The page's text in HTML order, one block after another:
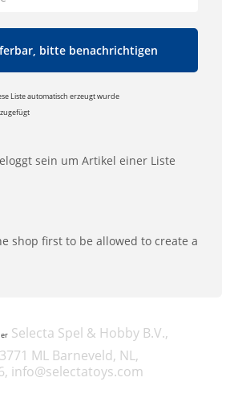
bitte benachrichtigen
Liste automatisch erzeugt wurde
sein um Artikel einer Liste
shop first to be allowed to create a
Selecta Spel & Hobby B.V.,
ML Barneveld, NL,
info@selectatoys.com